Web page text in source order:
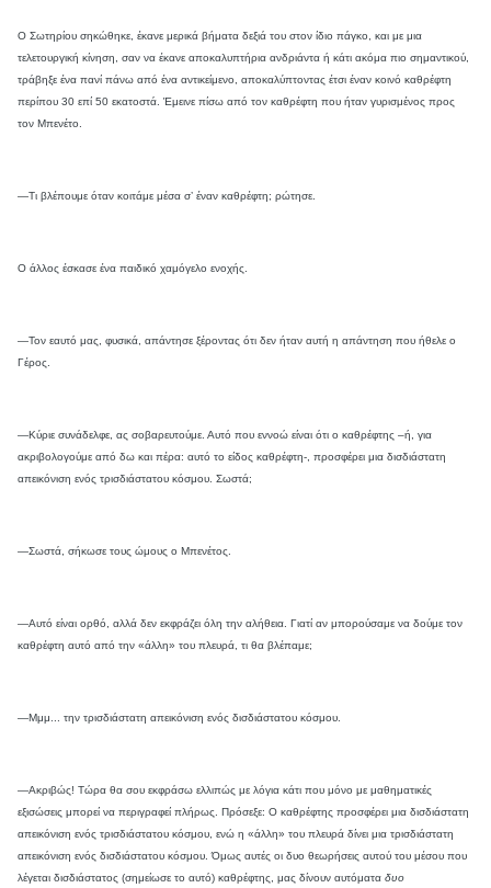
Ο Σωτηρίου σηκώθηκε, έκανε μερικά βήματα δεξιά του στον ίδιο πάγκο, και με μια
τελετουργική κίνηση, σαν να έκανε αποκαλυπτήρια ανδριάντα ή κάτι ακόμα πιο σημαντικού,
τράβηξε ένα πανί πάνω από ένα αντικείμενο, αποκαλύπτοντας έτσι έναν κοινό καθρέφτη
περίπου 30 επί 50 εκατοστά. Έμεινε πίσω από τον καθρέφτη που ήταν γυρισμένος προς
τον Μπενέτο.
—Τι βλέπουμε όταν κοιτάμε μέσα σ’ έναν καθρέφτη; ρώτησε.
Ο άλλος έσκασε ένα παιδικό χαμόγελο ενοχής.
—Τον εαυτό μας, φυσικά, απάντησε ξέροντας ότι δεν ήταν αυτή η απάντηση που ήθελε ο
Γέρος.
—Κύριε συνάδελφε, ας σοβαρευτούμε. Αυτό που εννοώ είναι ότι ο καθρέφτης –ή, για
ακριβολογούμε από δω και πέρα: αυτό το είδος καθρέφτη-, προσφέρει μια δισδιάστατη
απεικόνιση ενός τρισδιάστατου κόσμου. Σωστά;
—Σωστά, σήκωσε τους ώμους ο Μπενέτος.
—Αυτό είναι ορθό, αλλά δεν εκφράζει όλη την αλήθεια. Γιατί αν μπορούσαμε να δούμε τον
καθρέφτη αυτό από την «άλλη» του πλευρά, τι θα βλέπαμε;
—Μμμ... την τρισδιάστατη απεικόνιση ενός δισδιάστατου κόσμου.
—Ακριβώς! Τώρα θα σου εκφράσω ελλιπώς με λόγια κάτι που μόνο με μαθηματικές
εξισώσεις μπορεί να περιγραφεί πλήρως. Πρόσεξε: Ο καθρέφτης προσφέρει μια δισδιάστατη
απεικόνιση ενός τρισδιάστατου κόσμου, ενώ η «άλλη» του πλευρά δίνει μια τρισδιάστατη
απεικόνιση ενός δισδιάστατου κόσμου. Όμως αυτές οι δυο θεωρήσεις αυτού του μέσου που
λέγεται δισδιάστατος (σημείωσε το αυτό) καθρέφτης, μας δίνουν αυτόματα δυο